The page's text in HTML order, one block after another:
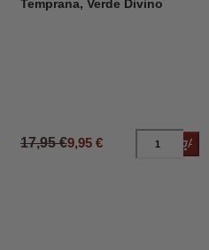
Temprana, Verde Divino
17,95 €9,95 €